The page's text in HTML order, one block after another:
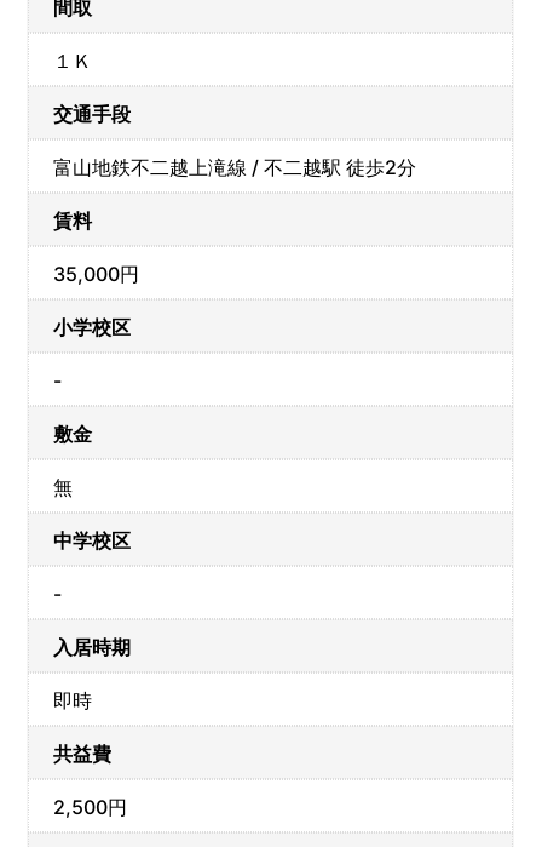
間取
１Ｋ
交通手段
富山地鉄不二越上滝線 / 不二越駅 徒歩2分
賃料
35,000円
小学校区
-
敷金
無
中学校区
-
入居時期
即時
共益費
2,500円